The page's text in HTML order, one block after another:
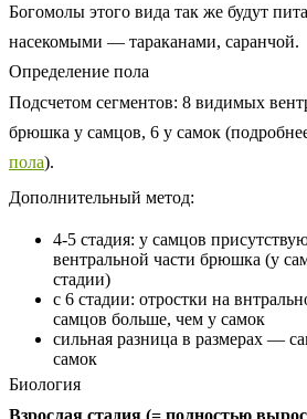
Богомолы этого вида так же будут
насекомыми — тараканами, саранчой.
Определение пола
Подсчетом сегментов: 8 видимых
брюшка у самцов, 6 у самок
пола).
Дополнительный метод:
4-5 стадия: у самцов
вентральной части брюшка (у
стадии)
с 6 стадии: отростки на
самцов больше, чем у самок
сильная разница в размерах —
самок
Биология
Взрослая стадия (= полностью